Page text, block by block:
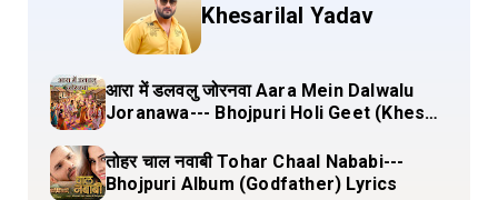
Khesarilal Yadav
आरा में डलवलु जोरनवा Aara Mein Dalwalu
Joranawa--- Bhojpuri Holi Geet (Khesari
तोहर चाल नवाबी Tohar Chaal Nababi---
Bhojpuri Album (Godfather) Lyrics